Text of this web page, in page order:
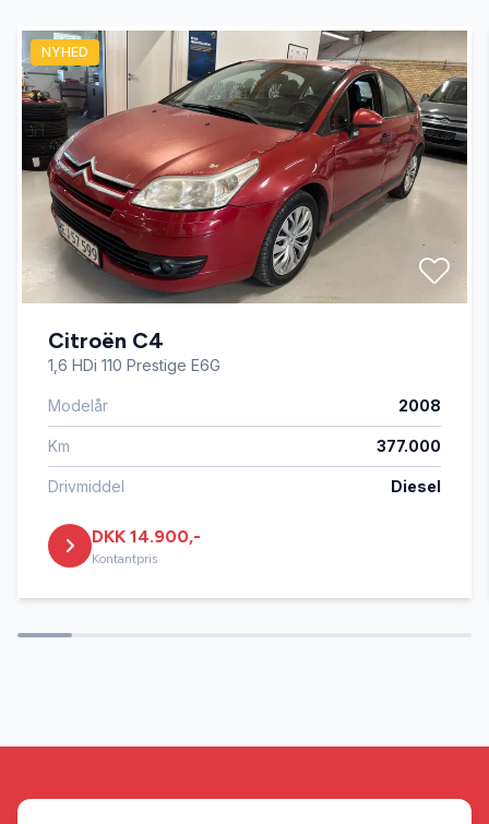
Fjernbetjent centrallås
Infocenter
Servostyring
Startspærre
NYHED
Citroën C4
1,6 HDi 110 Prestige E6G
Modelår 2008
Km 377.000
Drivmiddel Diesel
DKK 14.900,-
Kontantpris